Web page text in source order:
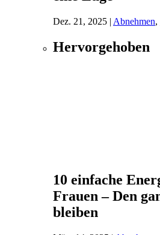
Dez. 21, 2025 | Abnehmen,
Hervorgehoben
10 einfache
Frauen – Den
bleiben